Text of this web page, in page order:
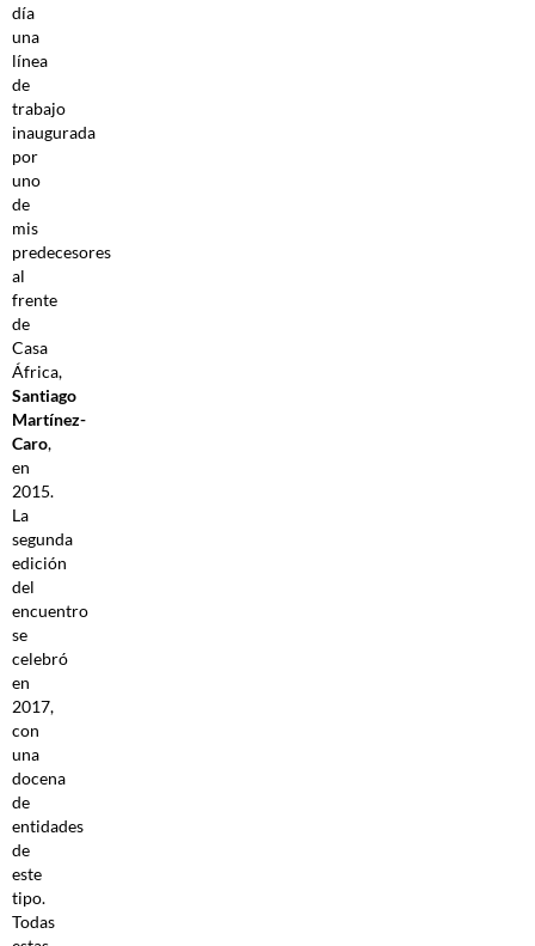
día
una
línea
de
trabajo
inaugurada
por
uno
de
mis
predecesores
al
frente
de
Casa
África,
Santiago
Martínez-
Caro,
en
2015.
La
segunda
edición
del
encuentro
se
celebró
en
2017,
con
una
docena
de
entidades
de
este
tipo.
Todas